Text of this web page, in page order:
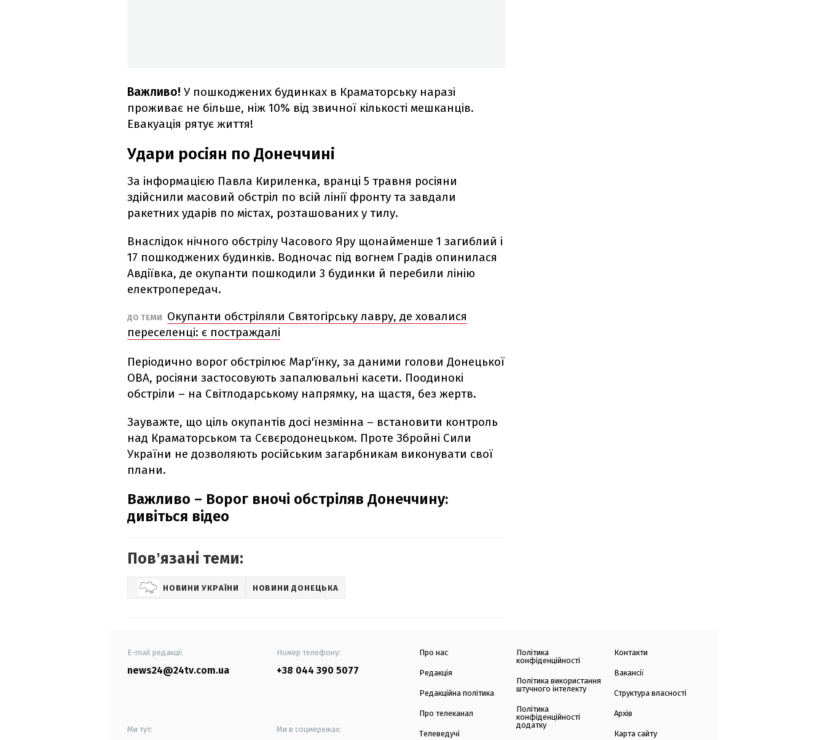
Важливо! У пошкоджених будинках в Краматорську наразі
проживає не більше, ніж 10% від звичної кількості мешканців.
Евакуація рятує життя!
Удари росіян по Донеччині
За інформацією Павла Кириленка, вранці 5 травня росіяни
здійснили масовий обстріл по всій лінії фронту та завдали
ракетних ударів по містах, розташованих у тилу.
Внаслідок нічного обстрілу Часового Яру щонайменше 1 загиблий і
17 пошкоджених будинків. Водночас під вогнем Градів опинилася
Авдіївка, де окупанти пошкодили 3 будинки й перебили лінію
електропередач.
ДО ТЕМИ
Окупанти обстріляли Святогірську лавру, де ховалися
переселенці: є постраждалі
Періодично ворог обстрілює Мар'їнку, за даними голови Донецької
ОВА, росіяни застосовують запалювальні касети. Поодинокі
обстріли – на Світлодарському напрямку, на щастя, без жертв.
Зауважте, що ціль окупантів досі незмінна – встановити контроль
над Краматорськом та Сєвєродонецьком. Проте Збройні Сили
України не дозволяють російським загарбникам виконувати свої
плани.
Важливо – Ворог вночі обстріляв Донеччину:
дивіться відео
Повʼязані теми:
НОВИНИ УКРАЇНИ НОВИНИ ДОНЕЦЬКА
E-mail редакції
news24@24tv.com.ua
Номер телефону:
+38 044 390 5077
Ми тут: Ми в соцмережах:
Про нас
Редакція
Редакційна політика
Про телеканал
Телеведучі
Політика
конфіденційності
Політика використання
штучного інтелекту
Політика
конфіденційності
додатку
Контакти
Вакансії
Структура власності
Архів
Карта сайту